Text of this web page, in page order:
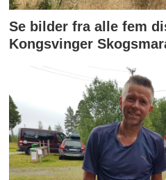
Se bilder fra alle fem
Kongsvinger